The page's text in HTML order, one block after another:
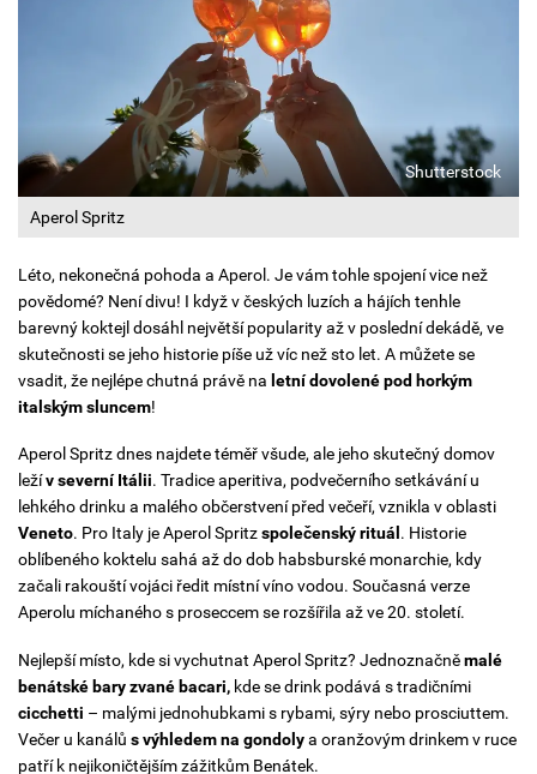
Aperol Spritz
Shutterstock
Léto, nekonečná pohoda a Aperol. Je vám tohle spojení vice než
povědomé? Není divu! I když v českých luzích a hájích tenhle
barevný koktejl dosáhl největší popularity až v poslední dekádě, ve
skutečnosti se jeho historie píše už víc než sto let. A můžete se
vsadit, že nejlépe chutná právě na letní dovolené pod horkým
italským sluncem!
Aperol Spritz dnes najdete téměř všude, ale jeho skutečný domov
ležív severní Itálii. Tradice aperitiva, podvečerního setkávání u
lehkého drinku a malého občerstvení před večeří, vznikla v oblasti
Veneto. Pro Italy je Aperol Spritzspolečenský rituál . Historie
oblíbeného koktelu sahá až do dob habsburské monarchie, kdy
začali rakouští vojáci ředit místní víno vodou. Současná verze
Aperolu míchaného s proseccem se rozšířila až ve 20. století.
Nejlepší místo, kde si vychutnat Aperol Spritz? Jednoznačněmalé
benátské bary zvané bacari, kde se drink podává s tradičními
cicchetti – malými jednohubkami s rybami, sýry nebo prosciuttem.
Večer u kanálů s výhledem na gondolya oranžovým drinkem v ruce
patří k nejikoničtějším zážitkům Benátek.